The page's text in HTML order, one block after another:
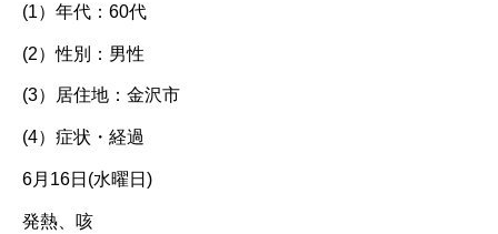
(1）年代：60代
(2）性別：男性
(3）居住地：金沢市
(4）症状・経過
6月16日(水曜日)
発熱、咳